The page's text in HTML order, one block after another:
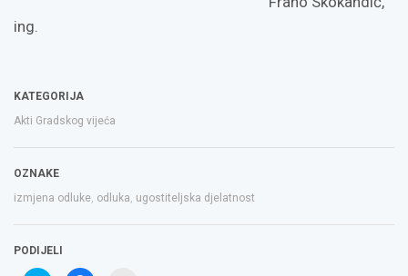
ing.
KATEGORIJA
Akti Gradskog vijeća
OZNAKE
izmjena odluke, odluka, ugostiteljska djelatnost
PODIJELI